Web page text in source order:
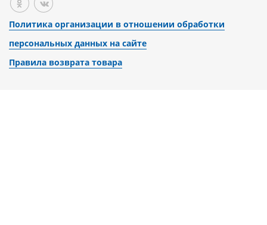
Политика организации в отношении обработки
персональных данных на сайте
Правила возврата товара